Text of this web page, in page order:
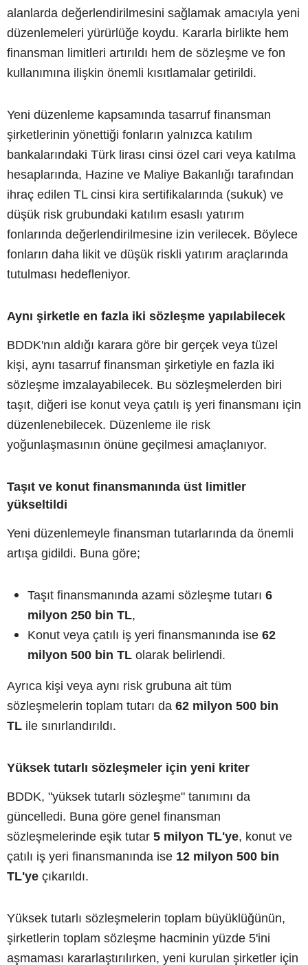
alanlarda değerlendirilmesini sağlamak amacıyla yeni
düzenlemeleri yürürlüğe koydu. Kararla birlikte hem
finansman limitleri artırıldı hem de sözleşme ve fon
kullanımına ilişkin önemli kısıtlamalar getirildi.
Yeni düzenleme kapsamında tasarruf finansman
şirketlerinin yönettiği fonların yalnızca katılım
bankalarındaki Türk lirası cinsi özel cari veya katılma
hesaplarında, Hazine ve Maliye Bakanlığı tarafından
ihraç edilen TL cinsi kira sertifikalarında (sukuk) ve
düşük risk grubundaki katılım esaslı yatırım
fonlarında değerlendirilmesine izin verilecek. Böylece
fonların daha likit ve düşük riskli yatırım araçlarında
tutulması hedefleniyor.
Aynı şirketle en fazla iki sözleşme yapılabilecek
BDDK'nın aldığı karara göre bir gerçek veya tüzel
kişi, aynı tasarruf finansman şirketiyle en fazla iki
sözleşme imzalayabilecek. Bu sözleşmelerden biri
taşıt, diğeri ise konut veya çatılı iş yeri finansmanı için
düzenlenebilecek. Düzenleme ile risk
yoğunlaşmasının önüne geçilmesi amaçlanıyor.
Taşıt ve konut finansmanında üst limitler
yükseltildi
Yeni düzenlemeyle finansman tutarlarında da önemli
artışa gidildi. Buna göre;
Taşıt finansmanında azami sözleşme tutarı 6
milyon 250 bin TL,
Konut veya çatılı iş yeri finansmanında ise 62
milyon 500 bin TL olarak belirlendi.
Ayrıca kişi veya aynı risk grubuna ait tüm
sözleşmelerin toplam tutarı da 62 milyon 500 bin
TL ile sınırlandırıldı.
Yüksek tutarlı sözleşmeler için yeni kriter
BDDK, "yüksek tutarlı sözleşme" tanımını da
güncelledi. Buna göre genel finansman
sözleşmelerinde eşik tutar 5 milyon TL'ye, konut ve
çatılı iş yeri finansmanında ise 12 milyon 500 bin
TL'ye çıkarıldı.
Yüksek tutarlı sözleşmelerin toplam büyüklüğünün,
şirketlerin toplam sözleşme hacminin yüzde 5'ini
aşmaması kararlaştırılırken, yeni kurulan şirketler için